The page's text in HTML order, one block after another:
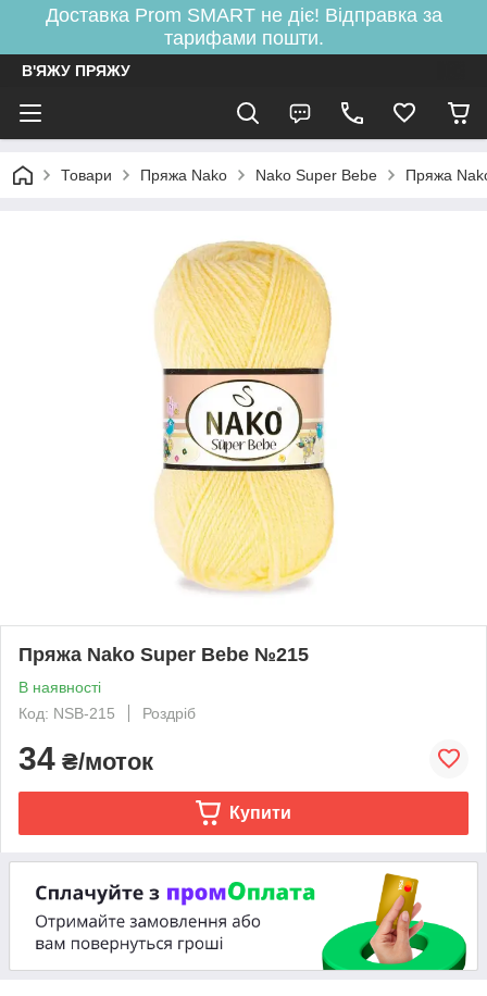
Доставка Prom SMART не діє! Відправка за
тарифами пошти.
В'ЯЖУ ПРЯЖУ
Товари Пряжа Nako Nako Super Bebe Пряжа
Пряжа Nako Super Bebe №215
В наявності
Код: NSB-215
Роздріб
34 ₴/моток
Купити